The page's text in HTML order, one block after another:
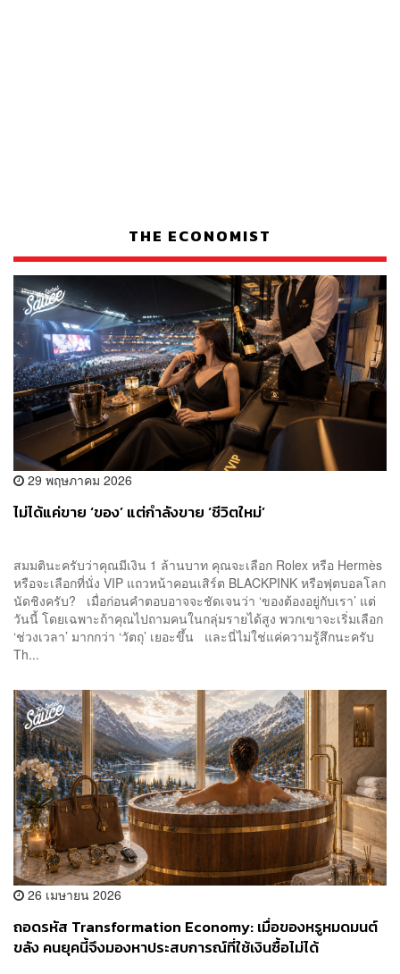
THE ECONOMIST
29 พฤษภาคม 2026
ไม่ได้แค่ขาย ‘ของ’ แต่กำลังขาย ‘ชีวิตใหม่’
สมมตินะครับว่าคุณมีเงิน 1 ล้านบาท คุณจะเลือก Rolex หรือ Hermès
หรือจะเลือกที่นั่ง VIP แถวหน้าคอนเสิร์ต BLACKPINK หรือฟุตบอลโลก
นัดชิงครับ? เมื่อก่อนคำตอบอาจจะชัดเจนว่า ‘ของต้องอยู่กับเรา’ แต่
วันนี้ โดยเฉพาะถ้าคุณไปถามคนในกลุ่มรายได้สูง พวกเขาจะเริ่มเลือก
‘ช่วงเวลา’ มากกว่า ‘วัตถุ’ เยอะขึ้น และนี่ไม่ใช่แค่ความรู้สึกนะครับ
Th...
26 เมษายน 2026
ถอดรหัส Transformation Economy: เมื่อของหรูหมดมนต์
ขลัง คนยุคนี้จึงมองหาประสบการณ์ที่ใช้เงินซื้อไม่ได้